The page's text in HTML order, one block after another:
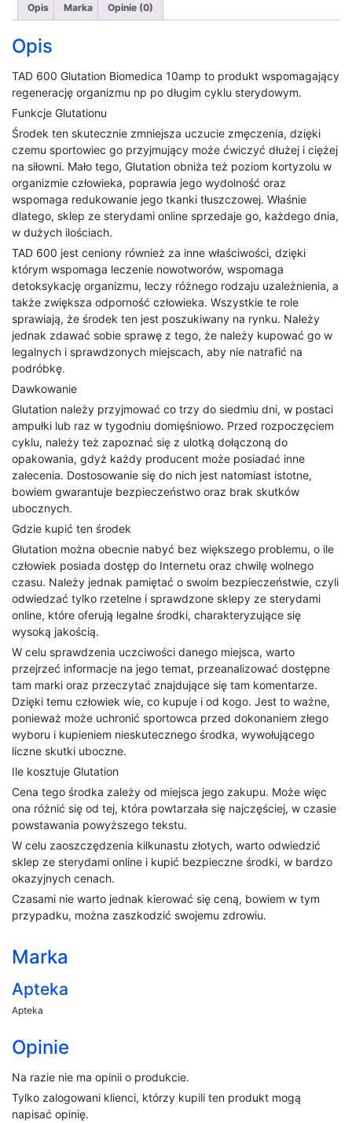
Opis Marka Opinie (0)
Opis
TAD 600 Glutation Biomedica 10amp to produkt wspomagający
regenerację organizmu np po długim cyklu sterydowym.
Funkcje Glutationu
Środek ten skutecznie zmniejsza uczucie zmęczenia, dzięki
czemu sportowiec go przyjmujący może ćwiczyć dłużej i ciężej
na siłowni. Mało tego, Glutation obniża też poziom kortyzolu w
organizmie człowieka, poprawia jego wydolność oraz
wspomaga redukowanie jego tkanki tłuszczowej. Właśnie
dlatego, sklep ze sterydami online sprzedaje go, każdego dnia,
w dużych ilościach.
TAD 600 jest ceniony również za inne właściwości, dzięki
którym wspomaga leczenie nowotworów, wspomaga
detoksykację organizmu, leczy różnego rodzaju uzależnienia, a
także zwiększa odporność człowieka. Wszystkie te role
sprawiają, że środek ten jest poszukiwany na rynku. Należy
jednak zdawać sobie sprawę z tego, że należy kupować go w
legalnych i sprawdzonych miejscach, aby nie natrafić na
podróbkę.
Dawkowanie
Glutation należy przyjmować co trzy do siedmiu dni, w postaci
ampułki lub raz w tygodniu domięśniowo. Przed rozpoczęciem
cyklu, należy też zapoznać się z ulotką dołączoną do
opakowania, gdyż każdy producent może posiadać inne
zalecenia. Dostosowanie się do nich jest natomiast istotne,
bowiem gwarantuje bezpieczeństwo oraz brak skutków
ubocznych.
Gdzie kupić ten środek
Glutation można obecnie nabyć bez większego problemu, o ile
człowiek posiada dostęp do Internetu oraz chwilę wolnego
czasu. Należy jednak pamiętać o swoim bezpieczeństwie, czyli
odwiedzać tylko rzetelne i sprawdzone sklepy ze sterydami
online, które oferują legalne środki, charakteryzujące się
wysoką jakością.
W celu sprawdzenia uczciwości danego miejsca, warto
przejrzeć informacje na jego temat, przeanalizować dostępne
tam marki oraz przeczytać znajdujące się tam komentarze.
Dzięki temu człowiek wie, co kupuje i od kogo. Jest to ważne,
ponieważ może uchronić sportowca przed dokonaniem złego
wyboru i kupieniem nieskutecznego środka, wywołującego
liczne skutki uboczne.
Ile kosztuje Glutation
Cena tego środka zależy od miejsca jego zakupu. Może więc
ona różnić się od tej, która powtarzała się najczęściej, w czasie
powstawania powyższego tekstu.
W celu zaoszczędzenia kilkunastu złotych, warto odwiedzić
sklep ze sterydami online i kupić bezpieczne środki, w bardzo
okazyjnych cenach.
Czasami nie warto jednak kierować się ceną, bowiem w tym
przypadku, można zaszkodzić swojemu zdrowiu.
Marka
Apteka
Apteka
Opinie
Na razie nie ma opinii o produkcie.
Tylko zalogowani klienci, którzy kupili ten produkt mogą
napisać opinię.